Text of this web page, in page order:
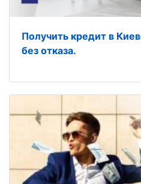
Получить кредит в
без отказа.